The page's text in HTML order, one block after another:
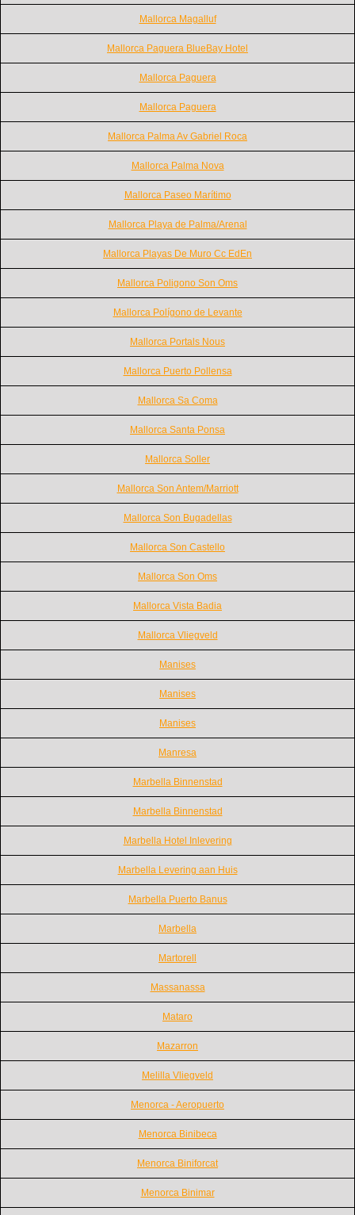
Mallorca Magalluf
Mallorca Paguera BlueBay Hotel
Mallorca Paguera
Mallorca Paguera
Mallorca Palma Av Gabriel Roca
Mallorca Palma Nova
Mallorca Paseo Marítimo
Mallorca Playa de Palma/Arenal
Mallorca Playas De Muro Cc EdEn
Mallorca Poligono Son Oms
Mallorca Polígono de Levante
Mallorca Portals Nous
Mallorca Puerto Pollensa
Mallorca Sa Coma
Mallorca Santa Ponsa
Mallorca Soller
Mallorca Son Antem/Marriott
Mallorca Son Bugadellas
Mallorca Son Castello
Mallorca Son Oms
Mallorca Vista Badia
Mallorca Vliegveld
Manises
Manises
Manises
Manresa
Marbella Binnenstad
Marbella Binnenstad
Marbella Hotel Inlevering
Marbella Levering aan Huis
Marbella Puerto Banus
Marbella
Martorell
Massanassa
Mataro
Mazarron
Melilla Vliegveld
Menorca - Aeropuerto
Menorca Binibeca
Menorca Biniforcat
Menorca Binimar